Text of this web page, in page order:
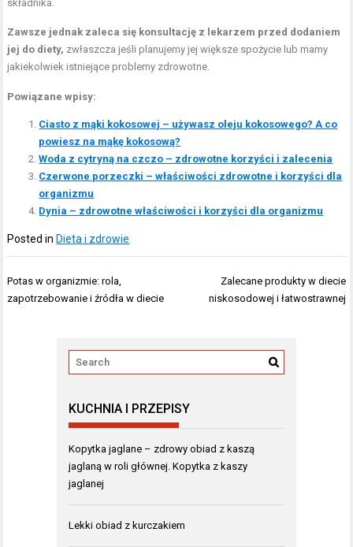
składnika.
Zawsze jednak zaleca się konsultację z lekarzem przed dodaniem
jej do diety, zwłaszcza jeśli planujemy jej większe spożycie lub mamy
jakiekolwiek istniejące problemy zdrowotne.
Powiązane wpisy:
Ciasto z mąki kokosowej – używasz oleju kokosowego? A co
powiesz na mąkę kokosową?
Woda z cytryną na czczo – zdrowotne korzyści i zalecenia
Czerwone porzeczki – właściwości zdrowotne i korzyści dla
organizmu
Dynia – zdrowotne właściwości i korzyści dla organizmu
Posted in Dieta i zdrowie
Nawigacja
wpisu
Potas w organizmie: rola,
zapotrzebowanie i źródła w diecie
Zalecane produkty w diecie
niskosodowej i łatwostrawnej
KUCHNIA I PRZEPISY
Kopytka jaglane – zdrowy obiad z kaszą
jaglaną w roli głównej. Kopytka z kaszy
jaglanej
Lekki obiad z kurczakiem